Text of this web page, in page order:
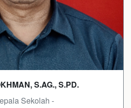
S.AG., S.PD.
Sekolah -